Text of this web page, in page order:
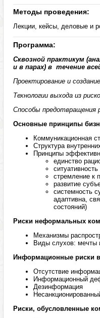
Методы проведения:
Лекции, кейсы, деловые и
Программа:
Сквозной практикум
и в парах) в течение
Проектирование и
Технологии выхода из
Способы предотвращения
Основные принципы
Коммуникационная
Структура
Принципы
единство
ситуативность
стремление к
развитие
системность
адаптивна,
состояний)
Риски неформальных
Механизмы
Виды слухов: мечты
Информационные риски
Отсутствие
Информационный
Дезинформация
Риски, обусловленные